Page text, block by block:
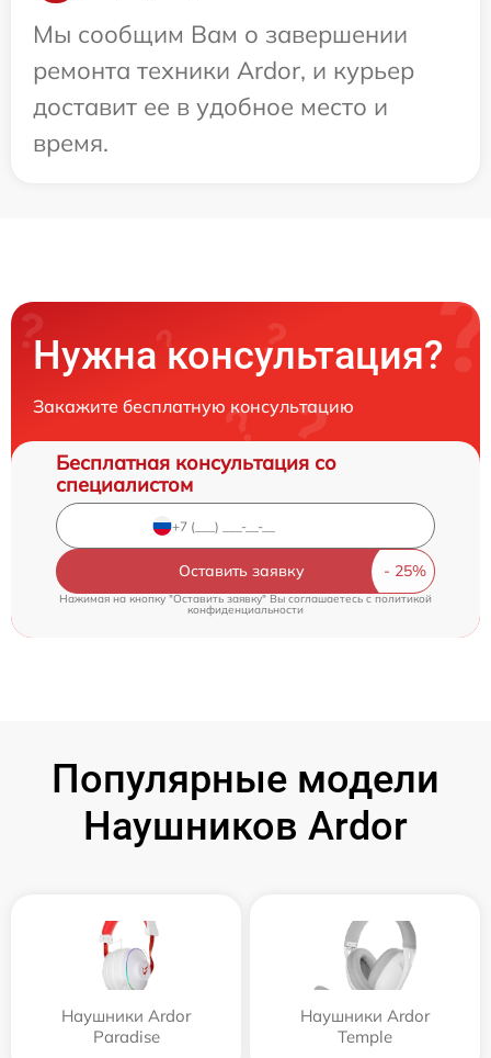
Мы сообщим Вам о завершении
ремонта техники Ardor, и курьер
доставит ее в удобное место и
время.
Нужна консультация?
Закажите бесплатную консультацию
Бесплатная консультация со
специалистом
Оставить заявку
Нажимая на кнопку "Оставить заявку" Вы соглашаетесь cполитикой
конфиденциальности
Популярные модели
Наушников Ardor
Наушники Ardor
Paradise
Наушники Ardor
Temple